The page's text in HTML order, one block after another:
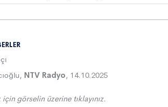
NTV Radyo, 14.10.2025
görselin üzerine tıklayınız.